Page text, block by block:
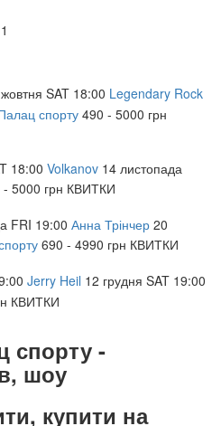
жовтня SAT 18:00 Legendary Rock
спорту 490 - 5000 грн
18:00 Volkanov 14 листопада
5000 грн КВИТКИ
FRI 19:00 Анна Трінчер 20
690 - 4990 грн КВИТКИ
Jerry Heil 12 грудня SAT 19:00
КВИТКИ
спорту -
шоу
купити на